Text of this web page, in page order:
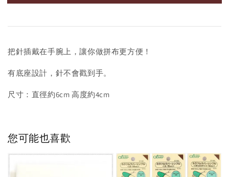
把針插戴在手腕上，讓你做拼布更方便！
有底座設計，針不會戳到手。
尺寸：直徑約6cm 高度約4cm
您可能也喜歡